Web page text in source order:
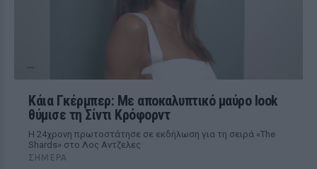
Κάια Γκέρμπερ: Με αποκαλυπτικό μαύρο look
θύμισε τη Σίντι Κρόφορντ
Η 24χρονη πρωτοστάτησε σε εκδήλωση για τη σειρά «The
Shards» στο Λος Αντζελες
ΣΉΜΕΡΑ